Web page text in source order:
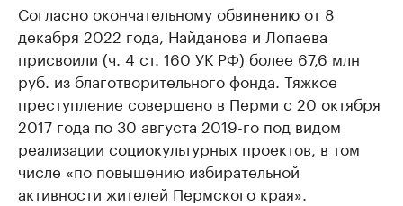
Согласно окончательному обвинению от 8
декабря 2022 года, Найданова и Лопаева
присвоили (ч. 4 ст. 160 УК РФ) более 67,6 млн
руб. из благотворительного фонда. Тяжкое
преступление совершено в Перми с 20 октября
2017 года по 30 августа 2019-го под видом
реализации социокультурных проектов, в том
числе «по повышению избирательной
активности жителей Пермского края».